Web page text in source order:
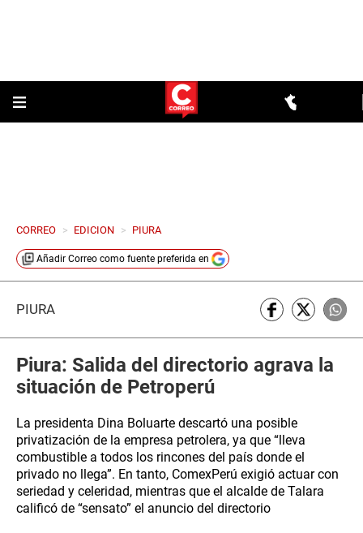
CORREO > EDICION > PIURA
Añadir Correo como fuente preferida en
PIURA
Piura: Salida del directorio agrava la
situación de Petroperú
La presidenta Dina Boluarte descartó una posible
privatización de la empresa petrolera, ya que “lleva
combustible a todos los rincones del país donde el
privado no llega”. En tanto, ComexPerú exigió actuar con
seriedad y celeridad, mientras que el alcalde de Talara
calificó de “sensato” el anuncio del directorio